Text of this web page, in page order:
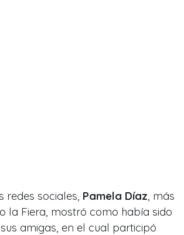
redes sociales, Pamela Díaz, más
la Fiera, mostró como había sido
amigas, en el cual participó